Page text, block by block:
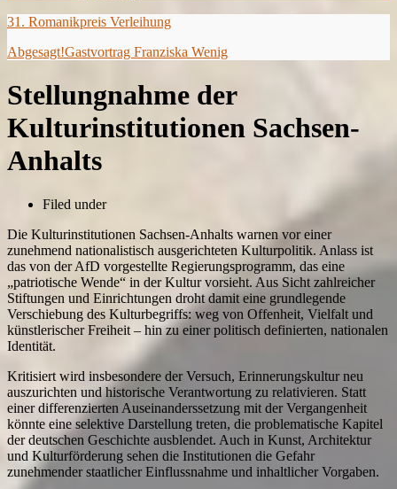
31. Romanikpreis Verleihung
Abgesagt!Gastvortrag Franziska Wenig
Stellungnahme der
Kulturinstitutionen Sachsen-
Anhalts
Filed under
Die Kulturinstitutionen Sachsen-Anhalts warnen vor einer
zunehmend nationalistisch ausgerichteten Kulturpolitik. Anlass ist
das von der AfD vorgestellte Regierungsprogramm, das eine
„patriotische Wende“ in der Kultur vorsieht. Aus Sicht zahlreicher
Stiftungen und Einrichtungen droht damit eine grundlegende
Verschiebung des Kulturbegriffs: weg von Offenheit, Vielfalt und
künstlerischer Freiheit – hin zu einer politisch definierten, nationalen
Identität.
Kritisiert wird insbesondere der Versuch, Erinnerungskultur neu
auszurichten und historische Verantwortung zu relativieren. Statt
einer differenzierten Auseinanderssetzung mit der Vergangenheit
könnte eine selektive Darstellung treten, die problematische Kapitel
der deutschen Geschichte ausblendet. Auch in Kunst, Architektur
und Kulturförderung sehen die Institutionen die Gefahr
zunehmender staatlicher Einflussnahme und inhaltlicher Vorgaben.